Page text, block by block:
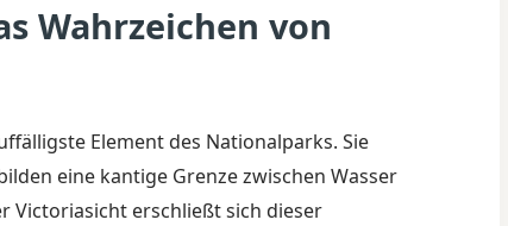
Wahrzeichen von
Element des Nationalparks. Sie
eine kantige Grenze zwischen Wasser
Victoriasicht erschließt sich dieser